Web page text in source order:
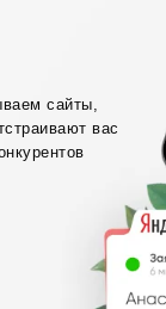
сайты,
вас